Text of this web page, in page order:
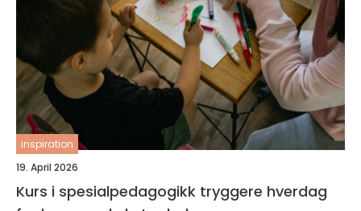
inspiration
19. April 2026
Kurs i spesialpedagogikk tryggere hverdag